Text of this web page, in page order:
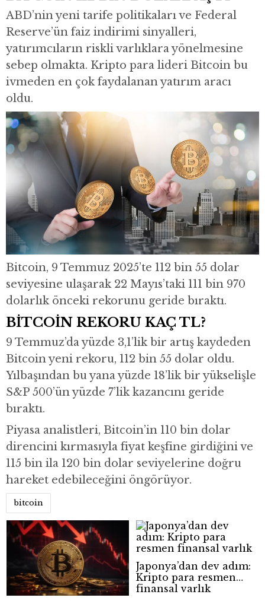
ABD’nin yeni tarife politikaları ve Federal
Reserve’ün faiz indirimi sinyalleri,
yatırımcıların riskli varlıklara yönelmesine
sebep olmakta. Kripto para lideri Bitcoin bu
ivmeden en çok faydalanan yatırım aracı
oldu.
Bitcoin, 9 Temmuz 2025’te 112 bin 55 dolar
seviyesine ulaşarak 22 Mayıs’taki 111 bin 970
dolarlık önceki rekorunu geride bıraktı.
BİTCOİN REKORU KAÇ TL?
9 Temmuz’da yüzde 3,1’lik bir artış kaydeden
Bitcoin yeni rekoru, 112 bin 55 dolar oldu.
Yılbaşından bu yana yüzde 18’lik bir yükselişle
S&P 500’ün yüzde 7’lik kazancını geride
bıraktı.
Piyasa analistleri, Bitcoin’in 110 bin dolar
direncini kırmasıyla fiyat keşfine girdiğini ve
115 bin ila 120 bin dolar seviyelerine doğru
hareket edebileceğini öngörüyor.
bitcoin
Japonya’dan dev adım:
Kripto para resmen
finansal varlık